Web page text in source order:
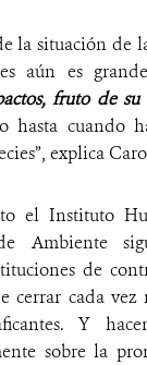
la situación de
aún es
fruto de su
hasta cuando
explica
el Instituto
Ambiente
de
cerrar cada vez
Y
sobre la